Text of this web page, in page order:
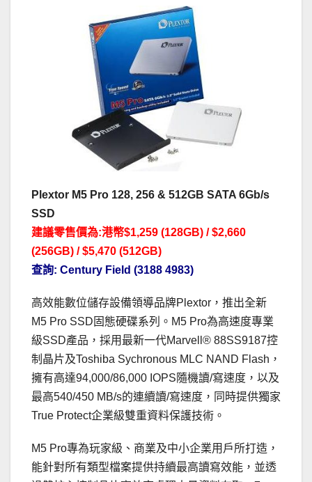
Plextor M5 Pro 128, 256 & 512GB SATA 6Gb/s
SSD
建議零售價為:港幣$1,259 (128GB) / $2,660
(256GB) / $5,470 (512GB)
查詢: Century Field (3188 4983)
高效能數位儲存設備領導品牌Plextor，推出全新
M5 Pro SSD固態硬碟系列。M5 Pro為高速度專業
級SSD產品，採用最新一代Marvell® 88SS9187控
制晶片及Toshiba Sychronous MLC NAND Flash，
擁有高達94,000/86,000 IOPS隨機讀/寫速度，以及
最高540/450 MB/s的連續讀/寫速度，同時提供獨家
True Protect企業級雙重資料保護技術。
M5 Pro專為玩家級、商業及中小企業用戶所打造，
能針對所有類型檔案提供持續最高讀寫效能，並透